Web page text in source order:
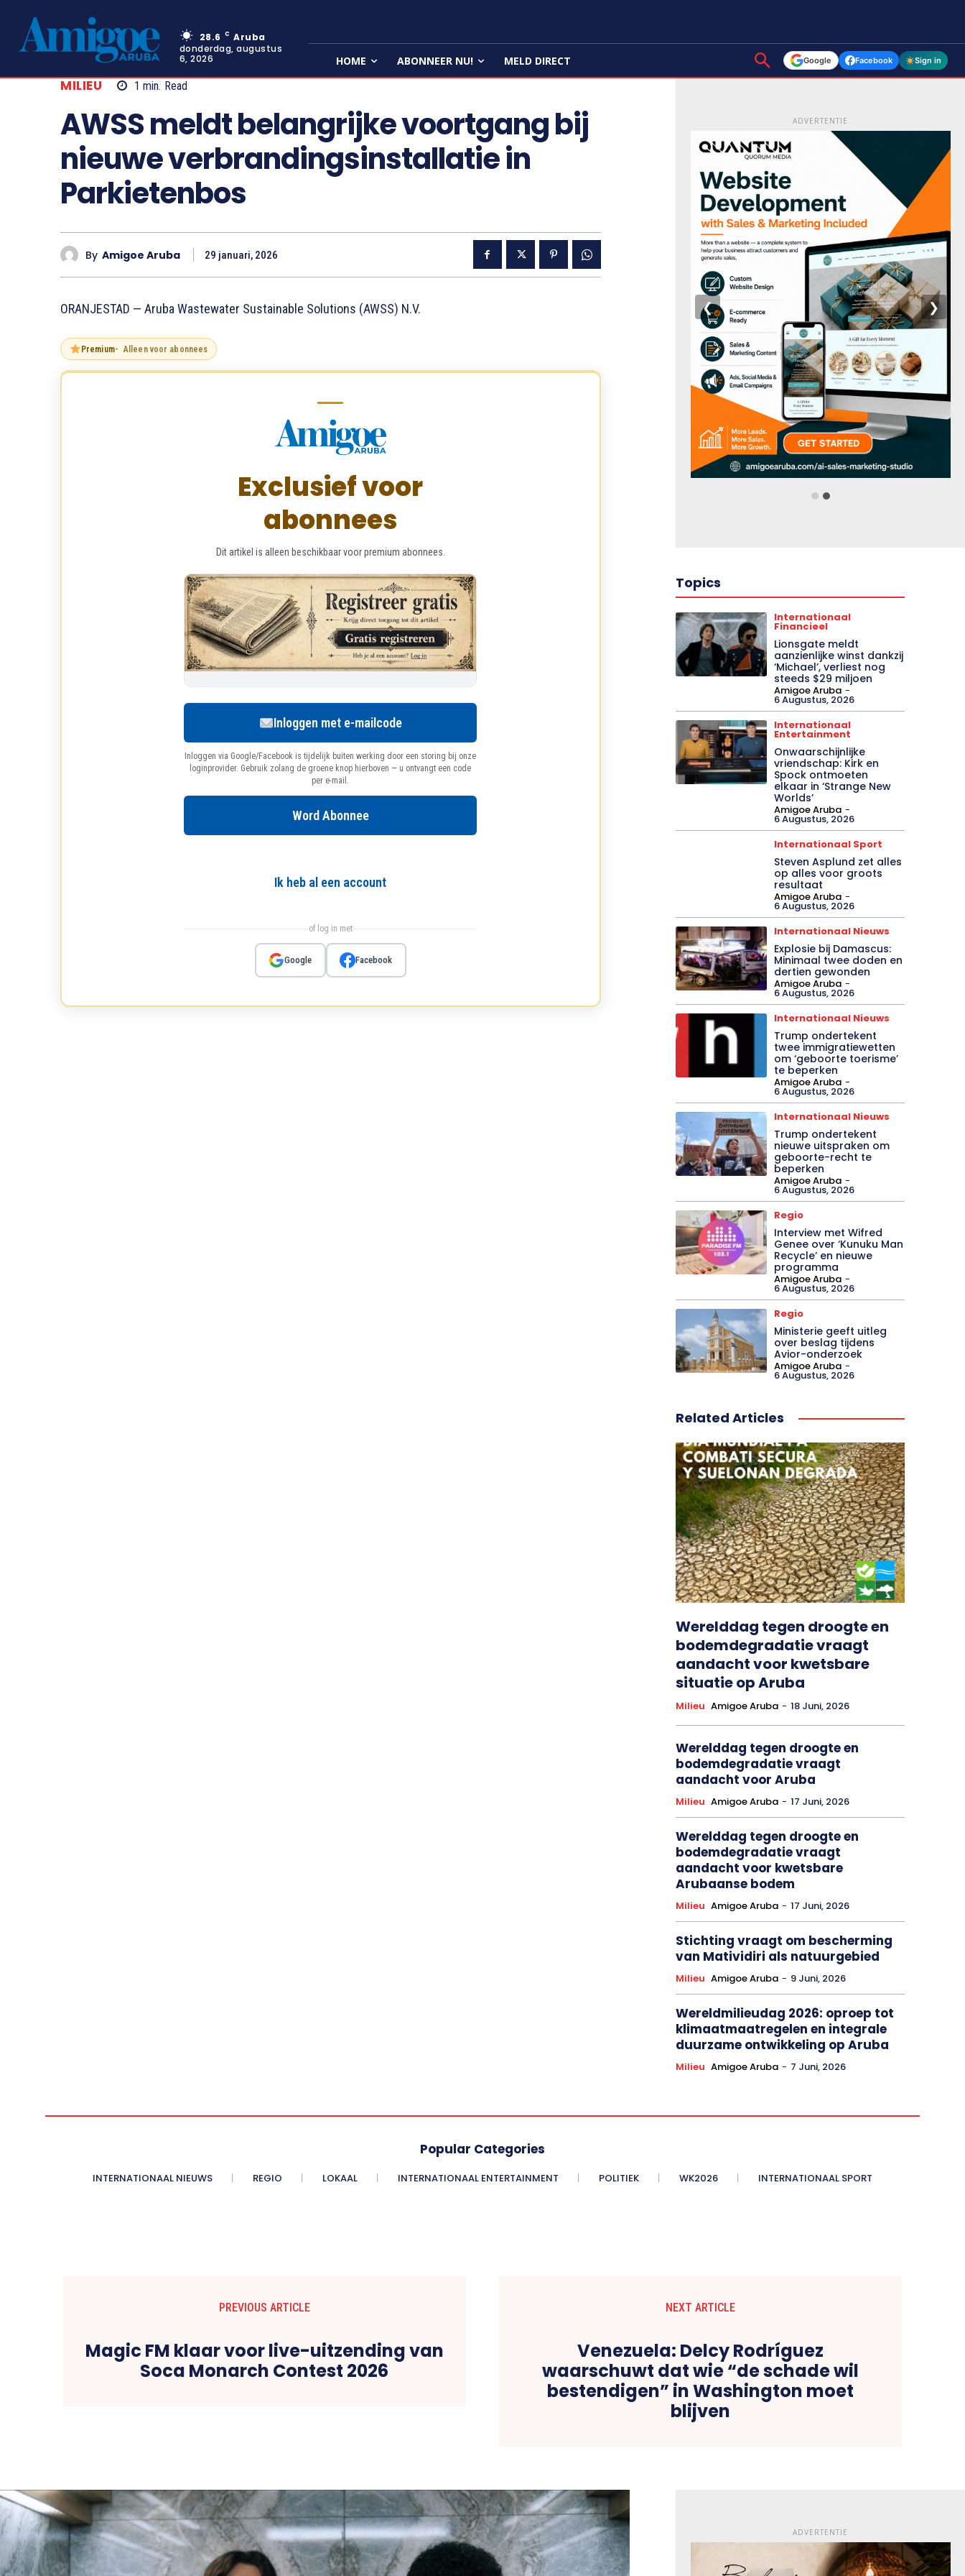
28.6 C Aruba
donderdag, augustus
6, 2026
HOME ABONNEER NU! MELD DIRECT Google Facebook Sign in
MILIEU 1 min. Read
AWSS meldt belangrijke voortgang bij
nieuwe verbrandingsinstallatie in
Parkietenbos
By Amigoe Aruba 29 januari, 2026
ORANJESTAD — Aruba Wastewater Sustainable Solutions (AWSS) N.V.
Premium Alleen voor abonnees
Exclusief voor
abonnees
Dit artikel is alleen beschikbaar voor premium abonnees.
Inloggen met e-mailcode
Inloggen via Google/Facebook is tijdelijk buiten werking door een storing bij onze
loginprovider. Gebruik zolang de groene knop hierboven — u ontvangt een code
per e-mail.
Word Abonnee
Ik heb al een account
of log in met
Google Facebook
ADVERTENTIE
❮ ❯
Topics
Internationaal
Financieel
Lionsgate meldt
aanzienlijke winst dankzij
‘Michael’, verliest nog
steeds $29 miljoen
Amigoe Aruba -
6 Augustus, 2026
Internationaal
Entertainment
Onwaarschijnlijke
vriendschap: Kirk en
Spock ontmoeten
elkaar in ‘Strange New
Worlds’
Amigoe Aruba -
6 Augustus, 2026
Internationaal Sport
Steven Asplund zet alles
op alles voor groots
resultaat
Amigoe Aruba -
6 Augustus, 2026
Internationaal Nieuws
Explosie bij Damascus:
Minimaal twee doden en
dertien gewonden
Amigoe Aruba -
6 Augustus, 2026
Internationaal Nieuws
Trump ondertekent
twee immigratiewetten
om ‘geboorte toerisme’
te beperken
Amigoe Aruba -
6 Augustus, 2026
Internationaal Nieuws
Trump ondertekent
nieuwe uitspraken om
geboorte-recht te
beperken
Amigoe Aruba -
6 Augustus, 2026
Regio
Interview met Wifred
Genee over ‘Kunuku Man
Recycle’ en nieuwe
programma
Amigoe Aruba -
6 Augustus, 2026
Regio
Ministerie geeft uitleg
over beslag tijdens
Avior-onderzoek
Amigoe Aruba -
6 Augustus, 2026
Related Articles
Werelddag tegen droogte en
bodemdegradatie vraagt
aandacht voor kwetsbare
situatie op Aruba
Milieu Amigoe Aruba - 18 Juni, 2026
Werelddag tegen droogte en
bodemdegradatie vraagt
aandacht voor Aruba
Milieu Amigoe Aruba - 17 Juni, 2026
Werelddag tegen droogte en
bodemdegradatie vraagt
aandacht voor kwetsbare
Arubaanse bodem
Milieu Amigoe Aruba - 17 Juni, 2026
Stichting vraagt om bescherming
van Matividiri als natuurgebied
Milieu Amigoe Aruba - 9 Juni, 2026
Wereldmilieudag 2026: oproep tot
klimaatmaatregelen en integrale
duurzame ontwikkeling op Aruba
Milieu Amigoe Aruba - 7 Juni, 2026
Popular Categories
INTERNATIONAAL NIEUWS REGIO LOKAAL INTERNATIONAAL ENTERTAINMENT POLITIEK WK2026 INTERNATIONAAL SPORT
PREVIOUS ARTICLE
Magic FM klaar voor live-uitzending van
Soca Monarch Contest 2026
NEXT ARTICLE
Venezuela: Delcy Rodríguez
waarschuwt dat wie “de schade wil
bestendigen” in Washington moet
blijven